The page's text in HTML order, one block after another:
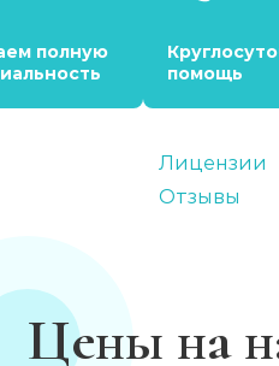
полную
помощь
Лицензии
Отзывы
Цены на